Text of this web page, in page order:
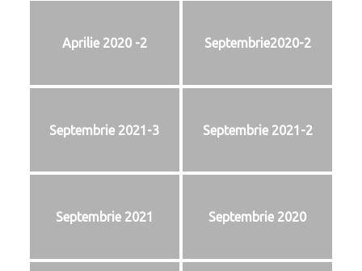
Aprilie 2020 -2 Septembrie2020-2
Septembrie 2021-3 Septembrie 2021-2
Septembrie 2021 Septembrie 2020